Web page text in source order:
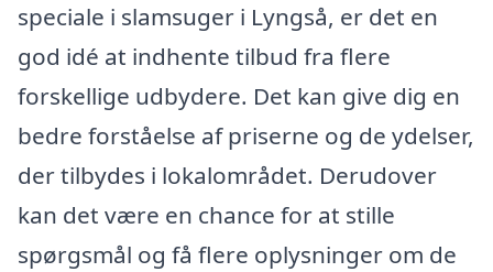
speciale i slamsuger i Lyngså, er det en
god idé at indhente tilbud fra flere
forskellige udbydere. Det kan give dig en
bedre forståelse af priserne og de ydelser,
der tilbydes i lokalområdet. Derudover
kan det være en chance for at stille
spørgsmål og få flere oplysninger om de